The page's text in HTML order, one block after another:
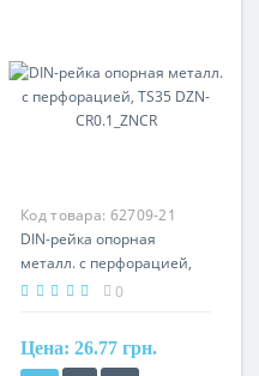
Код товара: 62709-21
DIN-рейка опорная
металл. с перфорацией,
TS35 DZN-CR0.1_ZNCR
0
Цена: 26.77 грн.